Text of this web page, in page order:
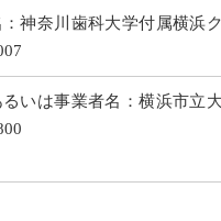
神奈川歯科大学付属横浜
いは事業者名：横浜市立